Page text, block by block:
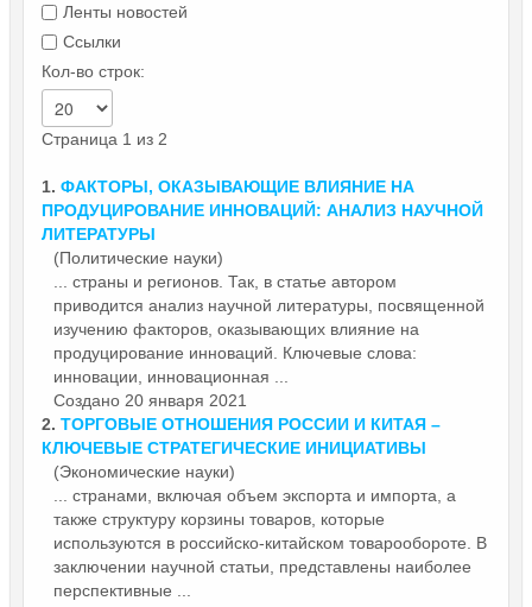
Ленты новостей
Ссылки
Кол-во строк:
Страница 1 из 2
1. ФАКТОРЫ, ОКАЗЫВАЮЩИЕ ВЛИЯНИЕ НА
ПРОДУЦИРОВАНИЕ ИННОВАЦИЙ: АНАЛИЗ НАУЧНОЙ
ЛИТЕРАТУРЫ
(Политические науки)
... страны и регионов. Так, в статье автором
приводится анализ научной литературы, посвященной
изучению факторов, оказывающих влияние на
продуцирование инноваций. Ключевые слова:
инновации, инновационная ...
Создано 20 января 2021
2. ТОРГОВЫЕ ОТНОШЕНИЯ РОССИИ И КИТАЯ –
КЛЮЧЕВЫЕ СТРАТЕГИЧЕСКИЕ ИНИЦИАТИВЫ
(Экономические науки)
... странами, включая объем экспорта и импорта, а
также структуру корзины товаров, которые
используются в российско-китайском товарообороте. В
заключении научной статьи, представлены наиболее
перспективные ...